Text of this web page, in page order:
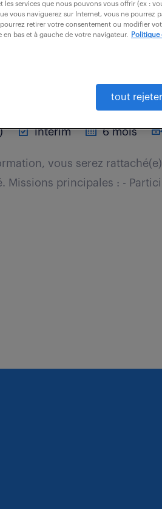
h)
intérim 6 mois
vous serez
Missions principales : -
les services que nous pouvons vous offrir (ex :
vous naviguerez sur Internet, vous ne pourrez
pourrez retirer votre consentement ou modifier
bas et à gauche de votre navigateur.
Politique
tout rejeter